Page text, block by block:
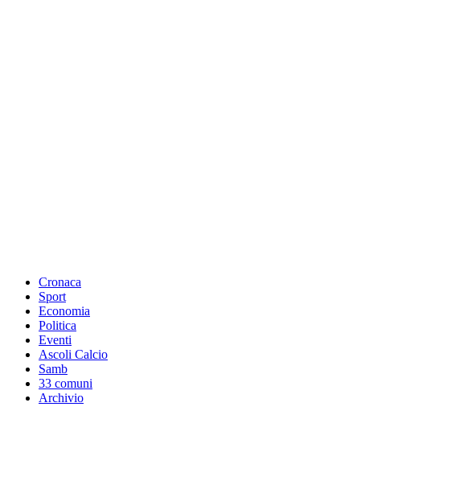
Cronaca
Sport
Economia
Politica
Eventi
Ascoli Calcio
Samb
33 comuni
Archivio